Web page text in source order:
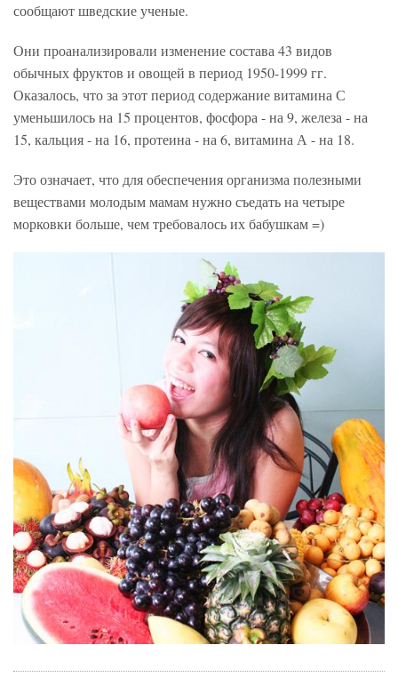
сообщают шведские ученые.
Они проанализировали изменение состава 43 видов
обычных фруктов и овощей в период 1950-1999 гг.
Оказалось, что за этот период содержание витамина С
уменьшилось на 15 процентов, фосфора - на 9, железа - на
15, кальция - на 16, протеина - на 6, витамина А - на 18.
Это означает, что для обеспечения организма полезными
веществами молодым мамам нужно съедать на четыре
морковки больше, чем требовалось их бабушкам =)